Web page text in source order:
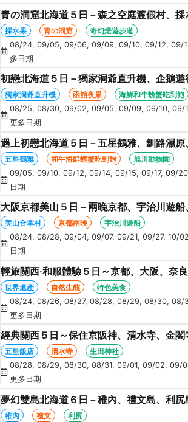
青の洞窟北海道５日－森之空庭渡假村、採
企鵝遊行、卡哇伊熊牧場、忍者伊達時代村
採水果 青の洞窟
奇幻燈遊步道
08/24, 09/05, 09/06, 09/09, 09/10, 09/12, 09/
多日期
初戀北海道５日－獨家洞爺直升機、企鵝
景、海膽、北方馬公園、海鮮和牛螃蟹吃到飽
獨家洞爺直升機 函館夜景
海鮮和牛螃蟹吃到飽
08/25, 08/30, 09/02, 09/05, 09/09, 09/10, 09/
更多日期
遇上初戀北海道５日－五星鶴雅、釧路濕
NO1旭山動物園、爐端燒、和牛海鮮螃蟹吃
五星鶴雅 和牛海鮮螃蟹吃到飽
旭川動物園
09/05, 09/10, 09/12, 09/14, 09/15, 09/17, 09/
日期
大阪京都美山５日－兩晚京都、宇治川遊
月橋、奈良朱紅燈籠、奈良梅花鹿、流水瀑
美山合掌村 京都兩晚
宇治川遊船
08/24, 08/28, 09/04, 09/07, 09/21, 09/27, 10/
日期
輕旅關西‧和服體驗５日～京都、大阪、奈
花鹿公園
世界遺產 自然生態
特色美食
08/24, 08/26, 08/27, 08/28, 08/29, 08/30, 08/
更多日期
經典關西５日～保住京阪神、清水寺、金
五星飯店 清水寺
生田神社
08/28, 08/29, 08/30, 08/31, 09/01, 09/02, 09/
更多日期
夢幻雙島北海道６日－稚內、禮文島、利
寒布岬、留萌花田家番屋、紫彩美瑛
稚內 禮文 利尻